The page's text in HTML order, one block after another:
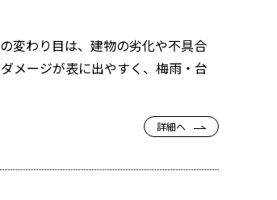
変わり目は、建物の劣化や不具合
メージが表に出やすく、梅雨・台
詳細へ